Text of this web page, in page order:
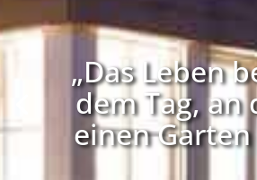
„Das Leben
dem Tag, an
einen